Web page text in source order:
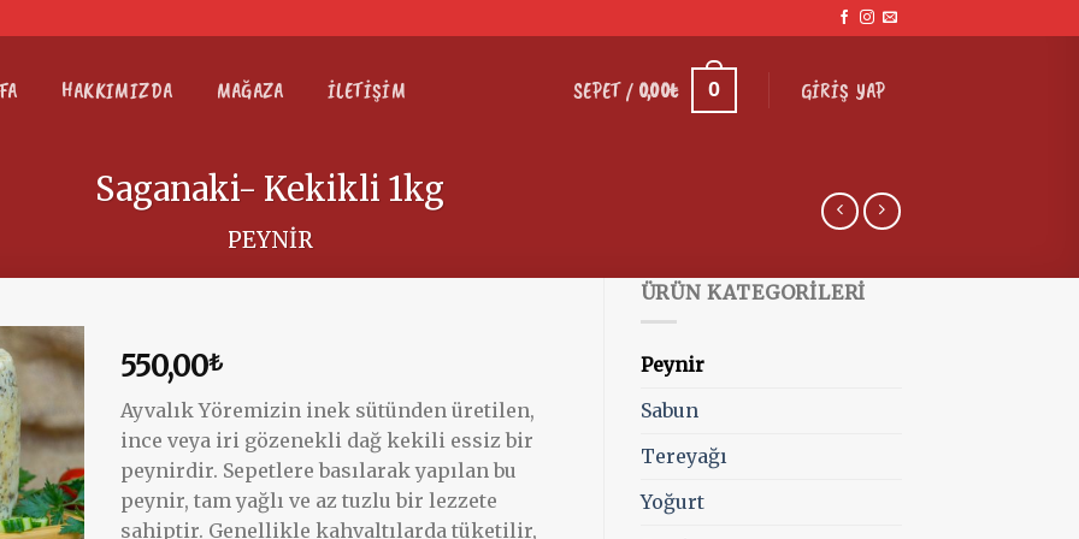
HAKKIMIZDA MAĞAZA İLETIŞIM SEPET / 0,00₺ 0 GIRIŞ YAP
Saganaki- Kekikli 1kg
PEYNIR
ÜRÜN KATEGORILERI
Peynir
Sabun
Tereyağı
Yoğurt
Add to
550,00₺
Ayvalık Yöremizin inek sütünden üretilen,
ince veya iri gözenekli dağ kekili essiz bir
peynirdir. Sepetlere basılarak yapılan bu
peynir, tam yağlı ve az tuzlu bir lezzete
sahiptir. Genellikle kahvaltılarda tüketilir,